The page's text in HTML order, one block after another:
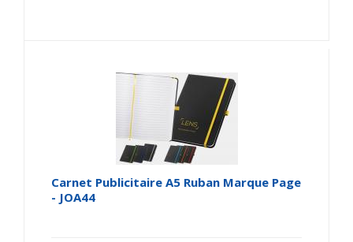
Carnet Publicitaire A5 Ruban Marque Page
- JOA44